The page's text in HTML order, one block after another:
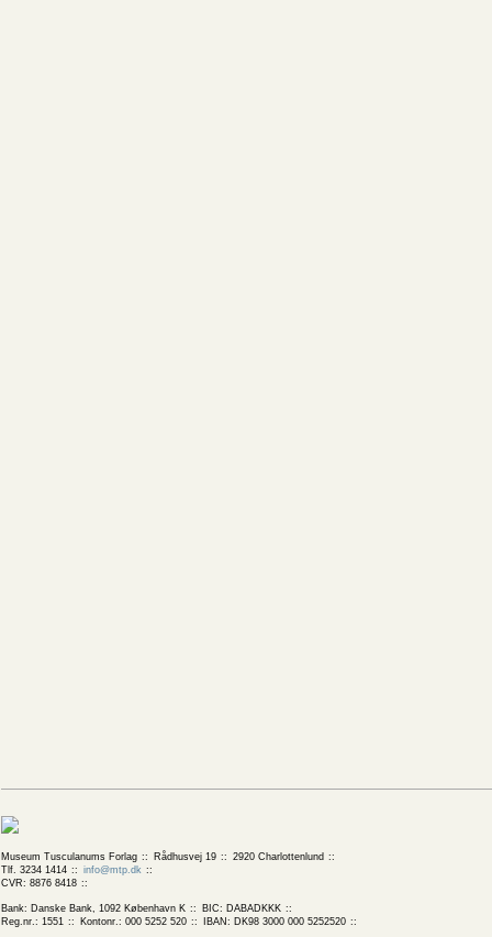
Museum Tusculanums Forlag Rådhusvej 19
2920 Charlottenlund
Tlf. 3234 1414
info@mtp.dk
CVR: 8876 8418
Bank: Danske Bank, 1092 København K
BIC: DABADKKK
Reg.nr.: 1551
Kontonr.: 000 5252 520 IBAN: DK98 3000 000 5252520